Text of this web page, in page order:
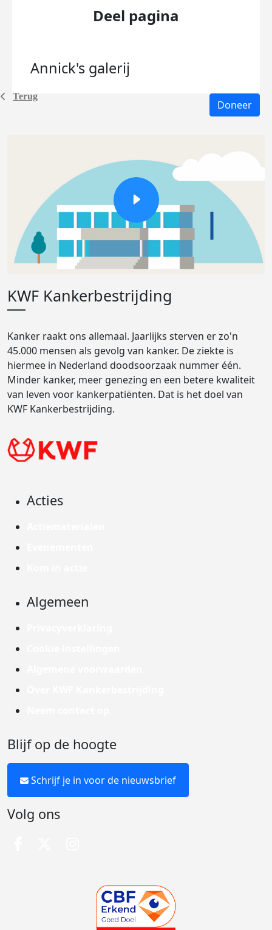
Terug
Deel pagina
Annick's galerij
Doneer
KWF Kankerbestrijding
Kanker raakt ons allemaal. Jaarlijks sterven er zo'n
45.000 mensen als gevolg van kanker. De ziekte is
hiermee in Nederland doodsoorzaak nummer één.
Minder kanker, meer genezing en een betere kwaliteit
van leven voor kankerpatiënten. Dat is het doel van
KWF Kankerbestrijding.
Acties
Algemeen
Blijf op de hoogte
Schrijf je in voor de nieuwsbrief
Volg ons